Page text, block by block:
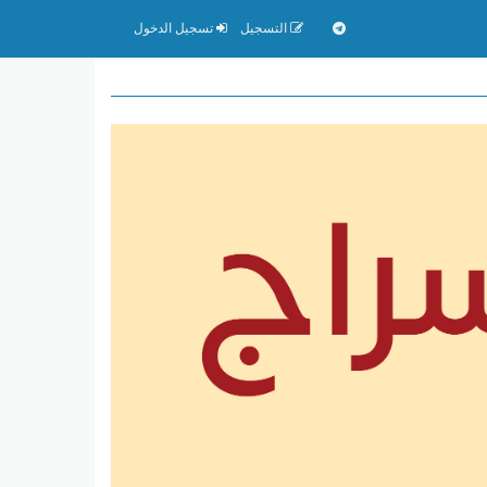
التسجيل تسجيل الدخول